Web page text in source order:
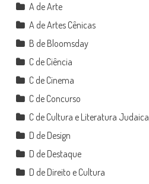
A de Arte
A de Artes Cênicas
B de Bloomsday
C de Ciência
C de Cinema
C de Concurso
C de Cultura e Literatura Judaica
D de Design
D de Destaque
D de Direito e Cultura